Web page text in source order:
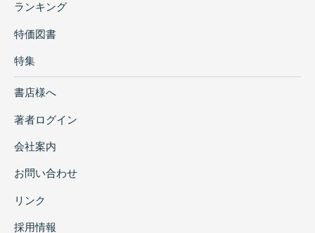
ランキング
特価図書
特集
書店様へ
著者ログイン
会社案内
お問い合わせ
リンク
採用情報